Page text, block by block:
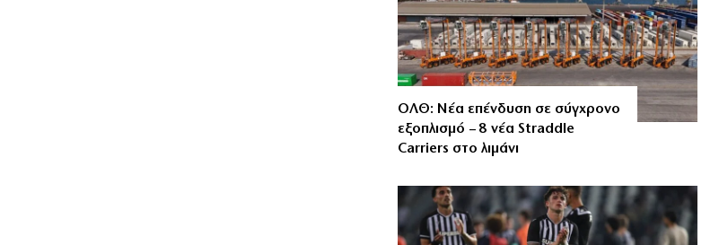
ΟΛΘ: Νέα επένδυση σε σύγχρονο
εξοπλισμό – 8 νέα Straddle
Carriers στο λιμάνι